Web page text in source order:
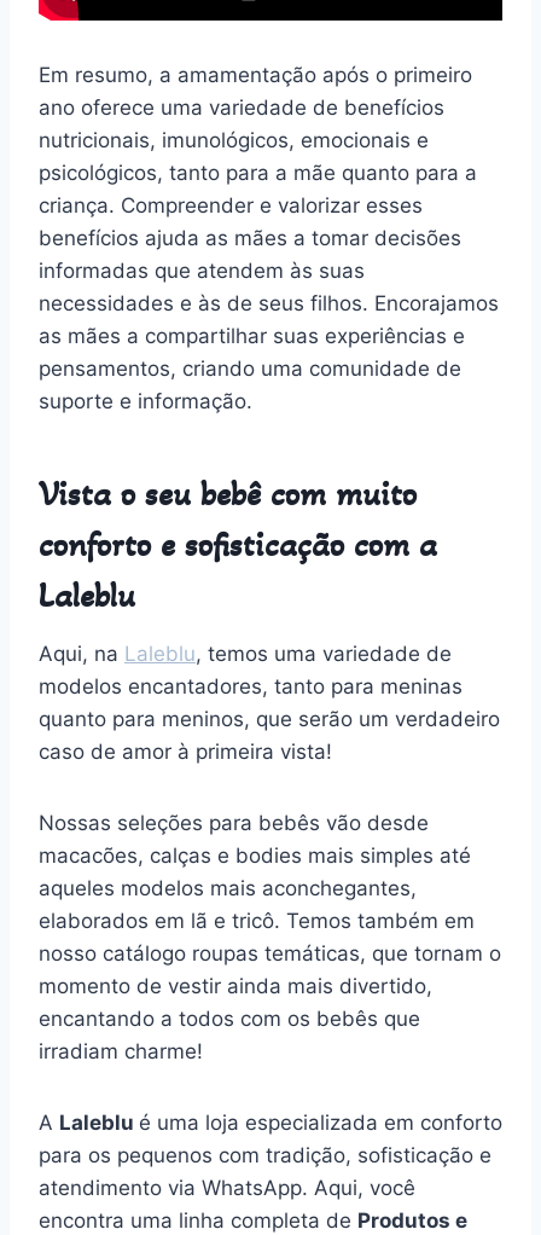
Em resumo, a amamentação após o primeiro
ano oferece uma variedade de benefícios
nutricionais, imunológicos, emocionais e
psicológicos, tanto para a mãe quanto para a
criança. Compreender e valorizar esses
benefícios ajuda as mães a tomar decisões
informadas que atendem às suas
necessidades e às de seus filhos. Encorajamos
as mães a compartilhar suas experiências e
pensamentos, criando uma comunidade de
suporte e informação.
Vista o seu bebê com muito
conforto e sofisticação com a
Laleblu
Aqui, na Laleblu, temos uma variedade de
modelos encantadores, tanto para meninas
quanto para meninos, que serão um verdadeiro
caso de amor à primeira vista!
Nossas seleções para bebês vão desde
macacões, calças e bodies mais simples até
aqueles modelos mais aconchegantes,
elaborados em lã e tricô. Temos também em
nosso catálogo roupas temáticas, que tornam o
momento de vestir ainda mais divertido,
encantando a todos com os bebês que
irradiam charme!
A Laleblu é uma loja especializada em conforto
para os pequenos com tradição, sofisticação e
atendimento via WhatsApp. Aqui, você
encontra uma linha completa de Produtos e